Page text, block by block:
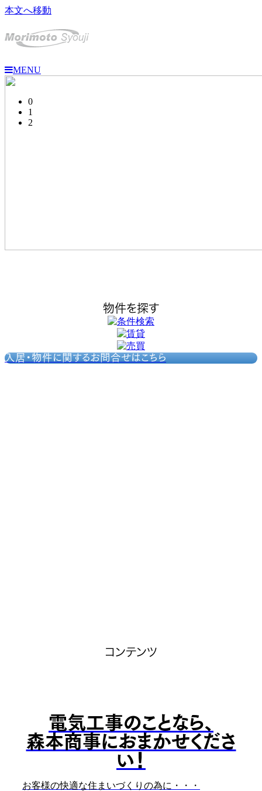
本文へ移動
MENU
0
1
2
物件を探す
入居・物件に関するお問合せはこちら
コンテンツ
電気工事のことなら、
森本商事におまかせくださ
い！
お客様の快適な住まいづくりの為に・・・